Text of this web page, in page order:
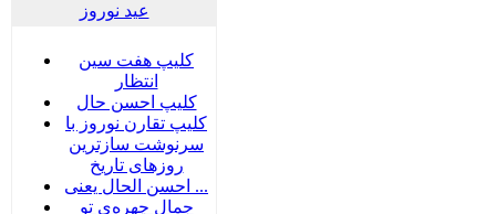
عید نوروز
کلیپ هفت سین
انتظار
کلیپ احسن حال
کلیپ تقارن نوروز با
سرنوشت سازترین
روزهای تاریخ
احسن الحال یعنی ...
جمال چهره‌ی تو